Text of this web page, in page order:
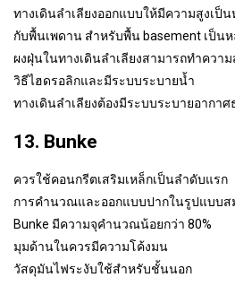
ทางเดินลำเลียงออกแบบให้มีความสูงเป็
กับพื้นเพดาน สำหรับพื้น basement เป็นห
ผงฝุ่นในทางเดินลำเลียงสามารถทำควา
วิธีไฮดรอลิกและมีระบบระบายน้ำ
ทางเดินลำเลียงต้องมีระบบระบายอากา
13. Bunke
ควรใช้คอนกรีตเสริมเหล็กเป็นลำดับแรก
การคำนวณและออกแบบปากในรูปแบบส
Bunke มีความจุคำนวณน้อยกว่า 80%
มุมด้านในควรมีความโค้งมน
วัสดุมันไฟระงับใช้สำหรับชั้นนอก